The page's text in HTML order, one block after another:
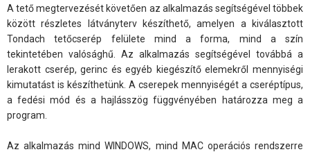
A tető megtervezését követően az alkalmazás segítségével többek
között részletes látványterv készíthető, amelyen a kiválasztott
Tondach tetőcserép felülete mind a forma, mind a szín
tekintetében valósághű. Az alkalmazás segítségével továbbá a
lerakott cserép, gerinc és egyéb kiegészítő elemekről mennyiségi
kimutatást is készíthetünk. A cserepek mennyiségét a cseréptípus,
a fedési mód és a hajlásszög függvényében határozza meg a
program.
Az alkalmazás mind WINDOWS, mind MAC operációs rendszerre